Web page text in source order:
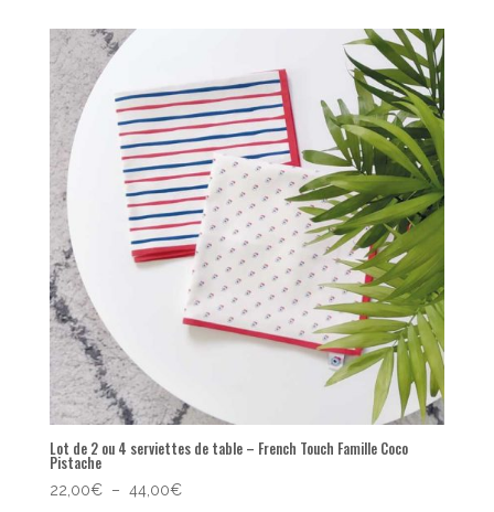
Lot de 2 ou 4 serviettes de table – French Touch Famille Coco
Pistache
22,00€ – 44,00€Plage